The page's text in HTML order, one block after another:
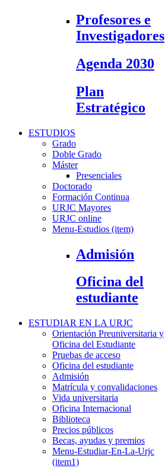
Profesores e
Investigadores
Agenda 2030
Plan
Estratégico
ESTUDIOS
Grado
Doble Grado
Máster
Presenciales
Doctorado
Formación Continua
URJC Mayores
URJC online
Menu-Estudios (item)
Admisión
Oficina del
estudiante
ESTUDIAR EN LA URJC
Orientación Preuniversitaria y
Oficina del Estudiante
Pruebas de acceso
Oficina del estudiante
Admisión
Matrícula y convalidaciones
Vida universitaria
Oficina Internacional
Biblioteca
Precios públicos
Becas, ayudas y premios
Menu-Estudiar-En-La-Urjc
(item1)